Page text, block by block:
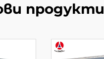
продукти